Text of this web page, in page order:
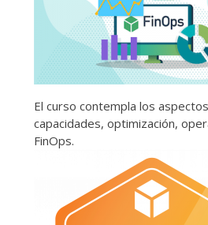
El curso contempla los
capacidades, optimización,
FinOps.